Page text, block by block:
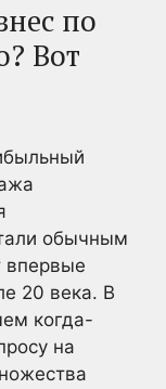
по
Вот
обычным
впервые
20 века. В
когда-
на